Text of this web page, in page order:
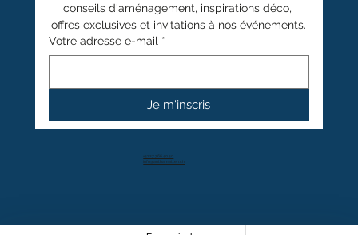
+41 27 766 40 40
info@anthamatten.ch
conseils d'aménagement, inspirations déco,
offres exclusives et invitations à nos événements.
Votre adresse e-mail *
Je m'inscris
4.4